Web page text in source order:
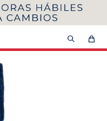
MI CUENTA
50%